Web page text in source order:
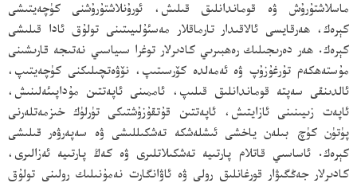
ماسلاشتۇرۇش ۋە قوماندانلىق قىلىش، ئورۇنلاشتۇرۇشنى كۈچەيتىشى
كېرەك، ھەرقايسى ئالاقىدار تارماقلار مەسئۇلىيىتىنى تولۇق ئادا قىلىشى
كېرەك. ھەر دەرىجىلىك رەھبىرىي كادىرلار توغرا سىياسىي نەتىجە قارىشىنى
مۇستەھكەم تۇرغۇزۇپ ۋە ئەمەلدە كۆرسىتىپ، نۆۋەتچىلىكنى كۈچەيتىپ،
ئالدىنقى سەپتە قوماندانلىق قىلىپ، ئاممىنى ئاپەتتىن مۇداپىئەلىنىش،
ئاپەت زىيىنىنى ئازايتىش، ئاپەتتىن قۇتقۇزۇشتىكى تۈرلۈك خىزمەتلەرنى
پۈتۈن كۈچ بىلەن ياخشى ئىشلەشكە تەشكىللىشى ۋە سەپەرۋەر قىلىشى
كېرەك. ئاساسىي قاتلام پارتىيە تەشكىلاتلىرى ۋە كەڭ پارتىيە ئەزالىرى،
كادىرلار جەڭگىۋار قورغانلىق رولى ۋە ئاۋانگارت نەمۇنىلىك رولىنى تولۇق